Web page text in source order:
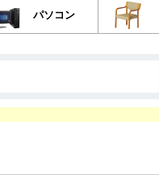
パソコン